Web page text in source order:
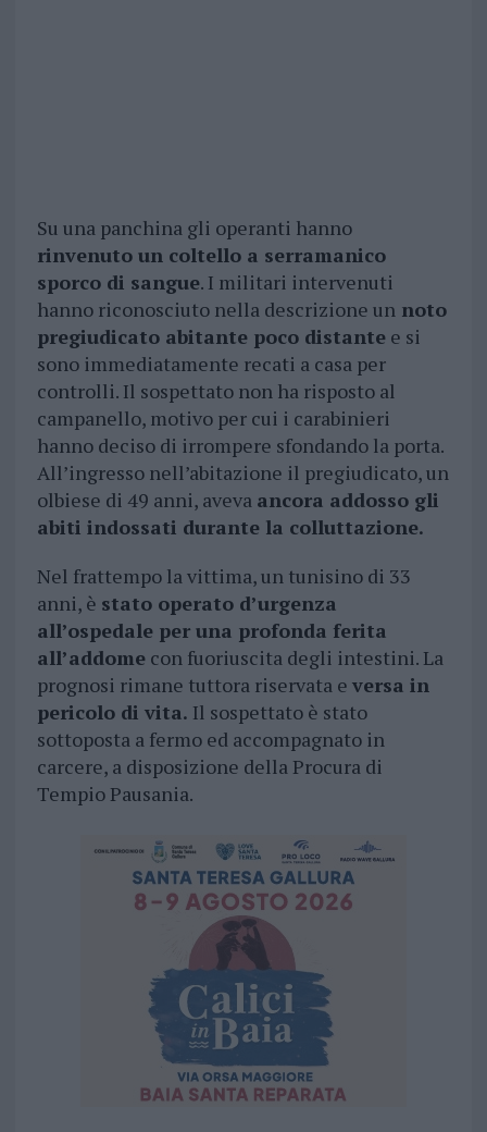
Su una panchina gli operanti hanno
rinvenuto un coltello a serramanico
sporco di sangue. I militari intervenuti
hanno riconosciuto nella descrizione unnoto
pregiudicato abitante poco distantee si
sono immediatamente recati a casa per
controlli. Il sospettato non ha risposto al
campanello, motivo per cui i carabinieri
hanno deciso di irrompere sfondando la porta.
All’ingresso nell’abitazione il pregiudicato, un
olbiese di 49 anni, aveva ancora addosso gli
abiti indossati durante la colluttazione.
Nel frattempo la vittima, un tunisino di 33
anni, è stato operato d’urgenza
all’ospedale per una profonda ferita
all’addomecon fuoriuscita degli intestini. La
prognosi rimane tuttora riservata e versa in
pericolo di vita. Il sospettato è stato
sottoposta a fermo ed accompagnato in
carcere, a disposizione della Procura di
Tempio Pausania.